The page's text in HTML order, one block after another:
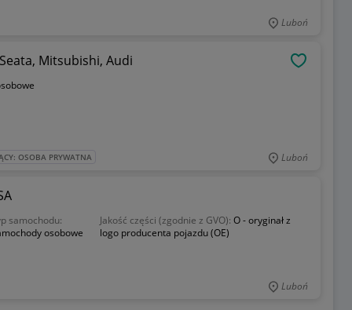
Luboń
Alternator 210469A ERA do VW, Skody, Seata, Mitsubishi, Audi
OSOBA PRYWATNA Luboń
samochodu:
osobowe
Jakość części (zgodnie z GVO): O - oryginał z
logo producenta pojazdu (OE)
Luboń